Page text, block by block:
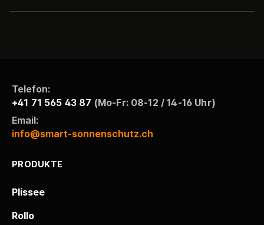
Telefon:
+41 71 565 43 87 (Mo-Fr: 08-12 / 14-16 Uhr)
Email:
info@smart-sonnenschutz.ch
PRODUKTE
Plissee
Rollo